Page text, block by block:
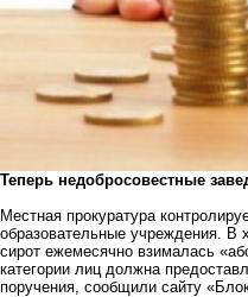
Теперь недобросовестные
Местная прокуратура
образовательные учреждения . В
сирот ежемесячно взималась
категории лиц должна
поручения, сообщили сайту